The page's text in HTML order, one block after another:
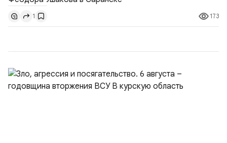
Балтийским флотом ВМФ России (2001–2006
гг.);Адмирал Владимир Петрович Комоедов,
командующий Черноморским флотом ВМФ России
1 173